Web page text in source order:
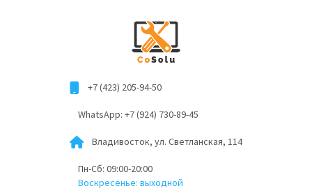
+7 (423) 205-94-50
WhatsApp: +7 (924) 730-89-45
Владивосток, ул. Светланская, 114
Пн-Сб: 09:00-20:00
Воскресенье: выходной